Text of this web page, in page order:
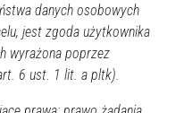
danych osobowych
jest zgoda użytkownika
wyrażona poprzez
6 ust. 1 lit. a pltk).